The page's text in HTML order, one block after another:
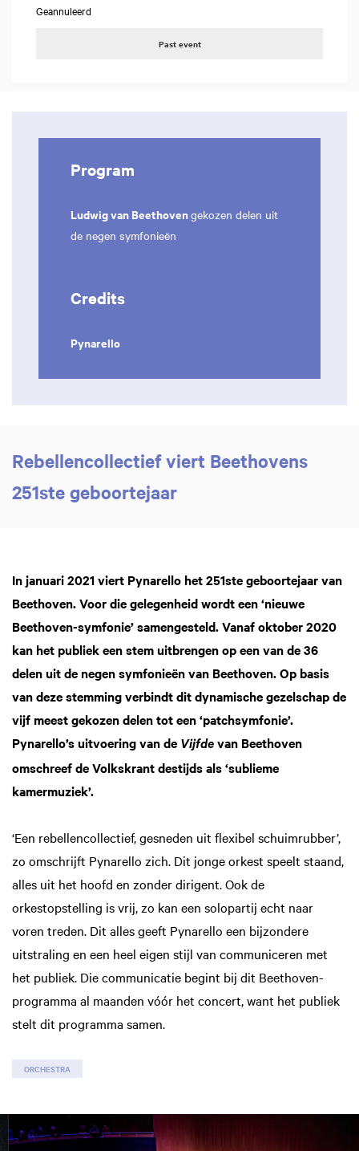
Geannuleerd
Past event
Program
Ludwig van Beethovengekozen delen uit
de negen symfonieën
Credits
Pynarello
Rebellencollectief viert Beethovens
251ste geboortejaar
In januari 2021 viert Pynarello het 251ste geboortejaar van
Beethoven. Voor die gelegenheid wordt een ‘nieuwe
Beethoven-symfonie’ samengesteld. Vanaf oktober 2020
kan het publiek een stem uitbrengen op een van de 36
delen uit de negen symfonieën van Beethoven. Op basis
van deze stemming verbindt dit dynamische gezelschap de
vijf meest gekozen delen tot een ‘patchsymfonie’.
Pynarello’s uitvoering van de Vijfde van Beethoven
omschreef de Volkskrant destijds als ‘sublieme
kamermuziek’.
‘Een rebellencollectief, gesneden uit flexibel schuimrubber’,
zo omschrijft Pynarello zich. Dit jonge orkest speelt staand,
alles uit het hoofd en zonder dirigent. Ook de
orkestopstelling is vrij, zo kan een solopartij echt naar
voren treden. Dit alles geeft Pynarello een bijzondere
uitstraling en een heel eigen stijl van communiceren met
het publiek. Die communicatie begint bij dit Beethoven-
programma al maanden vóór het concert, want het publiek
stelt dit programma samen.
ORCHESTRA